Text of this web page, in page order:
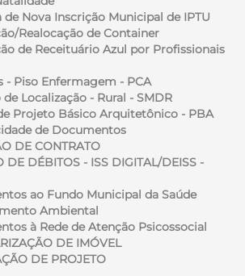
Nova Inscrição Municipal de IPTU
Realocação de Container
de Receituário Azul por Profissionais
- Piso Enfermagem - PCA
Localização - Rural - SMDR
Projeto Básico Arquitetônico - PBA
de Documentos
DE CONTRATO
DE DÉBITOS - ISS DIGITAL/DEISS -
ao Fundo Municipal da Saúde
Ambiental
à Rede de Atenção Psicossocial
DE IMÓVEL
DE PROJETO